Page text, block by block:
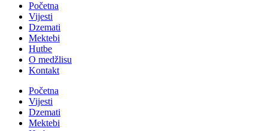
Početna
Vijesti
Dzemati
Mektebi
Hutbe
O medžlisu
Kontakt
Početna
Vijesti
Dzemati
Mektebi